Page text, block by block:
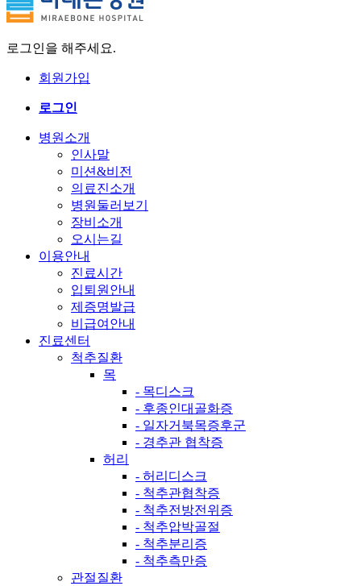
로그인을 해주세요.
회원가입
로그인
병원소개
인사말
미션&비전
의료진소개
병원둘러보기
장비소개
오시는길
이용안내
진료시간
입퇴원안내
제증명발급
비급여안내
진료센터
척추질환
목
- 목디스크
- 후종인대골화증
- 일자거북목증후군
- 경추관 협착증
허리
- 허리디스크
- 척추관협착증
- 척추전방전위증
- 척추압박골절
- 척추분리증
- 척추측만증
관절질환